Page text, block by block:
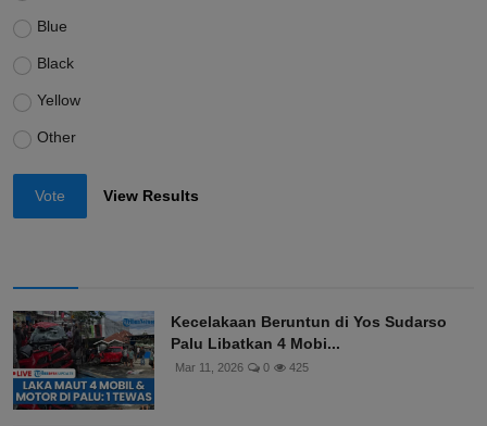
Blue
Black
Yellow
Other
Vote View Results
Kecelakaan Beruntun di Yos Sudarso
Palu Libatkan 4 Mobi...
Mar 11, 2026 0 425